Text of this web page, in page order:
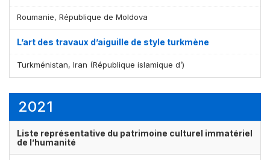
Roumanie, République de Moldova
L’art des travaux d’aiguille de style turkmène
Turkménistan, Iran (République islamique d’)
2021
Liste représentative du patrimoine culturel immatériel
de l’humanité